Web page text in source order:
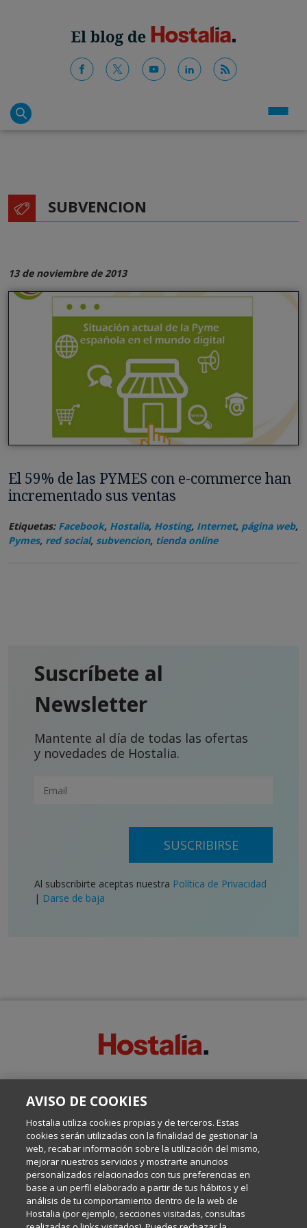
SUBVENCION
13 de noviembre de 2013
El 59% de las PYMES con e-commerce han
incrementado sus ventas
Etiquetas: Facebook, Hostalia, Hosting, Internet, página web,
Pymes, red social, subvencion, tienda online
Suscríbete al
Newsletter
Mantente al día de todas las ofertas
y novedades de Hostalia.
SUSCRIBIRSE
Al subscribirte aceptas nuestra Política de Privacidad
| Darse de baja
Escrito por el equipo de Comunicación de Hostalia, dirigido por
Internet y Tecnología.
Política de privacidad
Política de cookies
AVISO DE COOKIES
Hostalia utiliza cookies propias y de terceros. Estas
cookies serán utilizadas con la finalidad de gestionar la
web, recabar información sobre la utilización del mismo,
mejorar nuestros servicios y mostrarte anuncios
personalizados relacionados con tus preferencias en
base a un perfil elaborado a partir de tus hábitos y el
análisis de tu comportamiento dentro de la web de
Hostalia (por ejemplo, secciones visitadas, consultas